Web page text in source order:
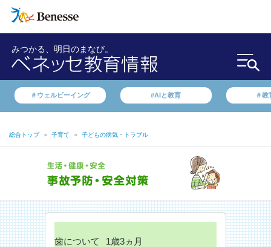
みつかる、明日のまなび。
＃ウェルビーイング #AIと教育 ＃教
総合トップ ＞ 子育て ＞ 子どもの病気・トラブル
歯について 1歳3ヵ月